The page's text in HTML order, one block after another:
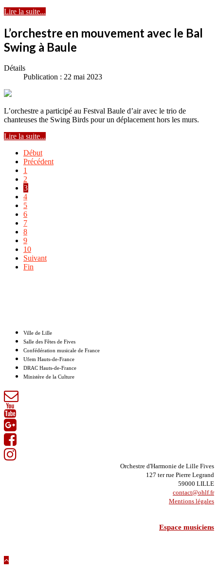
Lire la suite...
L’orchestre en mouvement avec le Bal
Swing à Baule
Détails
Publication : 22 mai 2023
L’orchestre a participé au Festval Baule d’air avec le trio de
chanteuses the Swing Birds pour un déplacement hors les murs.
Lire la suite...
Début
Précédent
1
2
3
4
5
6
7
8
9
10
Suivant
Fin
Ville de Lille
Salle des Fêtes de Fives
Confédération musicale de France
Ufem Hauts-de-France
DRAC Hauts-de-France
Ministère de la Culture
Orchestre d'Harmonie de Lille Fives
127 ter rue Pierre Legrand
59000 LILLE
contact@ohlf.fr
Mentions légales
Espace musiciens